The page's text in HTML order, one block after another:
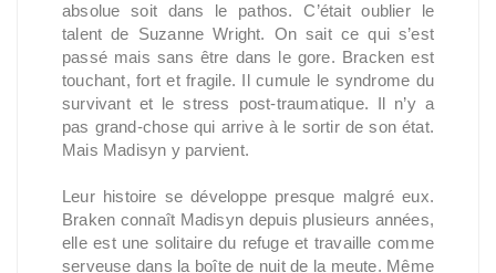
absolue soit dans le pathos. C’était oublier le
talent de Suzanne Wright. On sait ce qui s’est
passé mais sans être dans le gore. Bracken est
touchant, fort et fragile. Il cumule le syndrome du
survivant et le stress post-traumatique. Il n’y a
pas grand-chose qui arrive à le sortir de son état.
Mais Madisyn y parvient.
Leur histoire se développe presque malgré eux.
Braken connaît Madisyn depuis plusieurs années,
elle est une solitaire du refuge et travaille comme
serveuse dans la boîte de nuit de la meute. Même